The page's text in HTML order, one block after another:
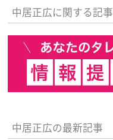
中居正広に関する記事
中居正広の最新記事